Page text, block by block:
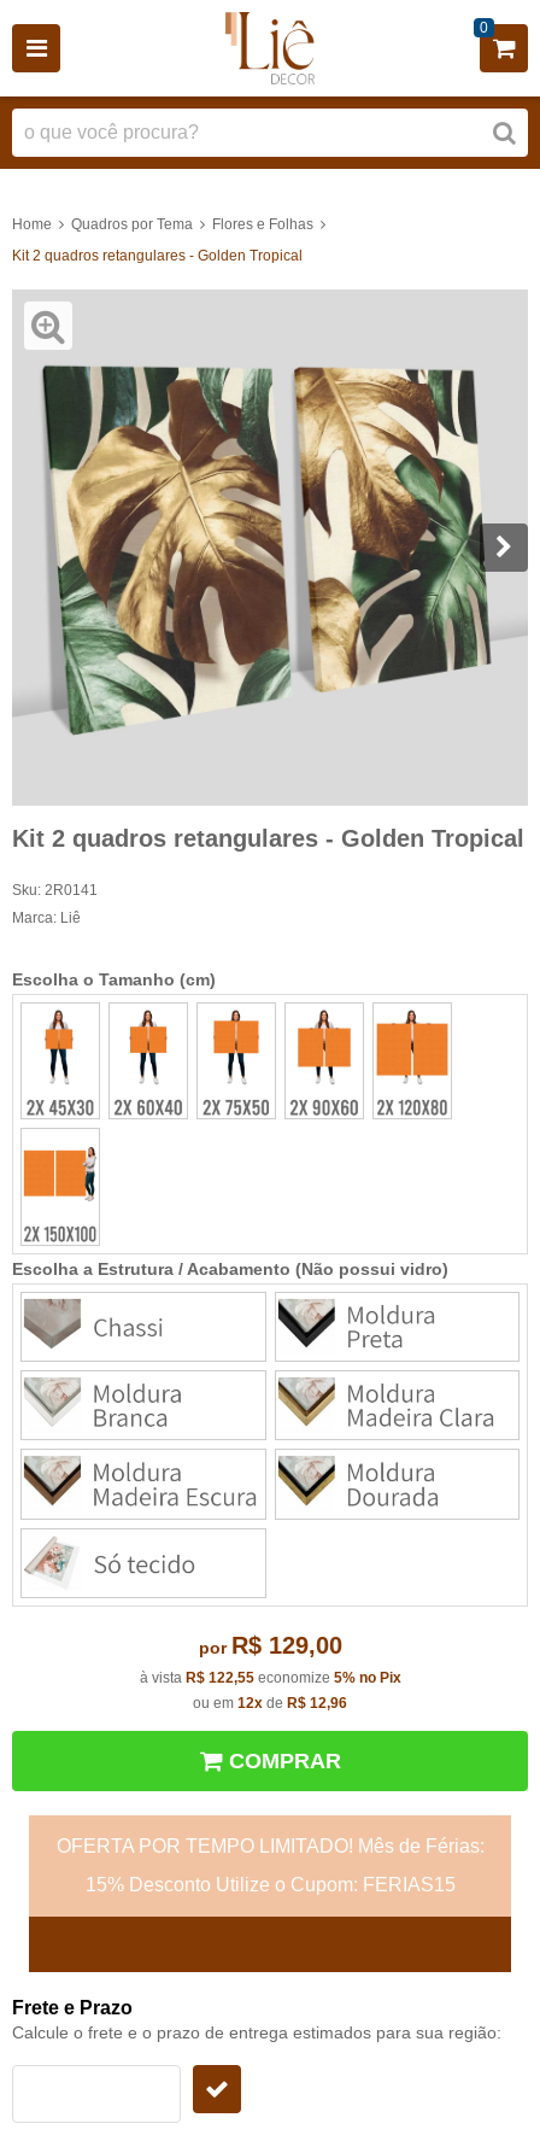
0
Home Quadros por Tema
Flores e Folhas
Kit 2 quadros retangulares - Golden Tropical
Kit 2 quadros retangulares - Golden Tropical
Sku: 2R0141
Marca: Liê
Escolha a Estrutura / Acabamento (Não possui vidro)
Escolha o Tamanho (cm)
por R$ 129,00
à vista R$ 122,55economize 5% no Pix
ou em 12x de R$ 12,96
COMPRAR
OFERTA POR TEMPO LIMITADO! Mês de Férias:
15% Desconto Utilize o Cupom: FERIAS15
Frete e Prazo
Calcule o frete e o prazo de entrega estimados para sua região: